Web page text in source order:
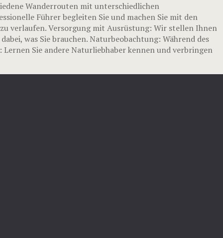
Wanderrouten mit unterschiedlichen
Führer begleiten Sie und machen Sie mit den
verlaufen. Versorgung mit Ausrüstung: Wir stellen Ihnen
was Sie brauchen. Naturbeobachtung: Während des
Sie andere Naturliebhaber kennen und verbringen